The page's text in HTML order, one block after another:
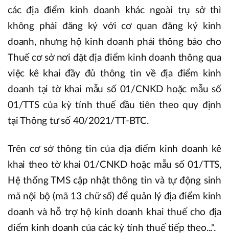
các địa điểm kinh doanh khác ngoài trụ sở thì
không phải đăng ký với cơ quan đăng ký kinh
doanh, nhưng hộ kinh doanh phải thông báo cho
Thuế cơ sở nơi đặt địa điểm kinh doanh thông qua
việc kê khai đầy đủ thông tin về địa điểm kinh
doanh tại tờ khai mẫu số 01/CNKD hoặc mẫu số
01/TTS của kỳ tính thuế đầu tiên theo quy định
tại Thông tư số 40/2021/TT-BTC.
Trên cơ sở thông tin của địa điểm kinh doanh kê
khai theo tờ khai 01/CNKD hoặc mẫu số 01/TTS,
Hệ thống TMS cập nhật thông tin và tự động sinh
mã nội bộ (mã 13 chữ số) để quản lý địa điểm kinh
doanh và hỗ trợ hộ kinh doanh khai thuế cho địa
điểm kinh doanh của các kỳ tính thuế tiếp theo...".